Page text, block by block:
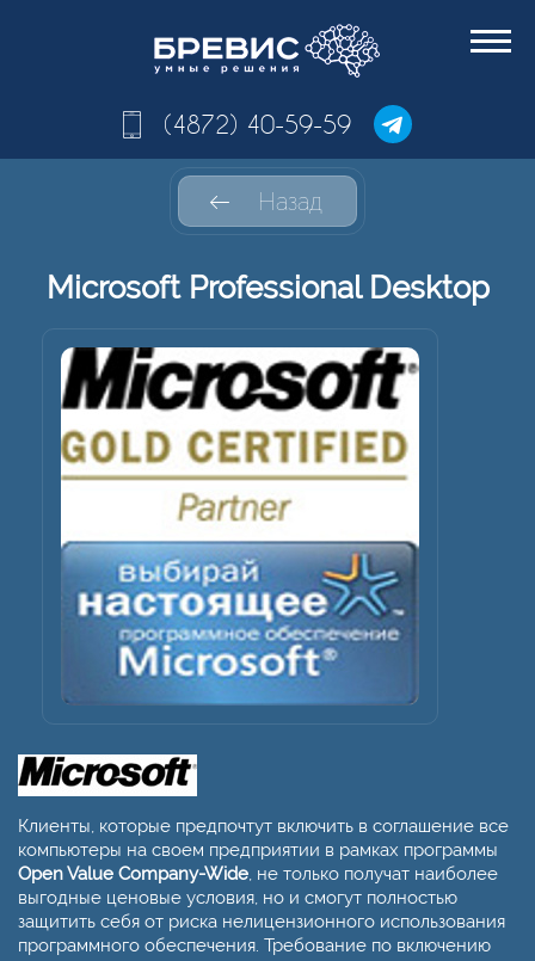
(4872) 40-59-59
Назад
Microsoft Professional Desktop
Клиенты, которые предпочтут включить в соглашение все
компьютеры на своем предприятии в рамках программы
Open Value Company-Wide, не только получат наиболее
выгодные ценовые условия, но и смогут полностью
защитить себя от риска нелицензионного использования
программного обеспечения. Требование по включению